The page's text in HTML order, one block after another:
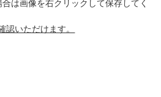
は画像を右クリックして保存してく
認いただけます。